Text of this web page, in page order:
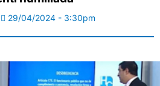
29/04/2024 - 3:30pm